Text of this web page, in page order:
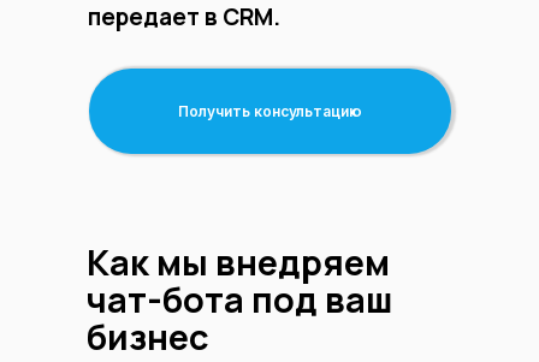
Получить консультацию
передает в CRM.
Как мы внедряем
чат-бота под ваш
бизнес